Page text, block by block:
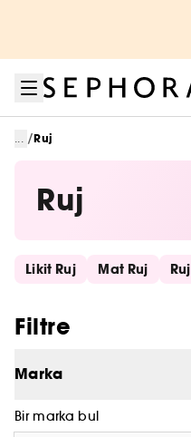
... /Ruj
Ruj
Hızlı bağlantıları atla
Likit Ruj Mat Ruj Ruj
Filtre
Marka
Bir marka bul